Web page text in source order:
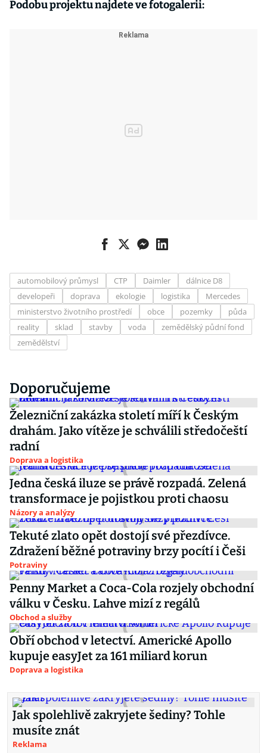
Podobu projektu najdete ve fotogalerii:
automobilový průmysl CTP Daimler
dálnice D8
developeři
doprava ekologie logistika
Mercedes
ministerstvo životního prostředí
obce pozemky
půda
reality
sklad stavby voda
zemědělský půdní fond
zemědělství
Doporučujeme
Železniční zakázka století míří k Českým
drahám. Jako vítěze je schválili středočeští
radní
Doprava a logistika
Jedna česká iluze se právě rozpadá. Zelená
transformace je pojistkou proti chaosu
Názory a analýzy
Tekuté zlato opět dostojí své přezdívce.
Zdražení běžné potraviny brzy pocítí i Češi
Potraviny
Penny Market a Coca-Cola rozjely obchodní
válku v Česku. Lahve mizí z regálů
Obchod a služby
Obří obchod v letectví. Americké Apollo
kupuje easyJet za 161 miliard korun
Doprava a logistika
Jak spolehlivě zakryjete šediny? Tohle
musíte znát
Reklama